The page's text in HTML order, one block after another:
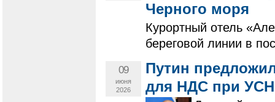
Черного моря
Курортный отель
береговой линии в
09
июня
2026
Путин
для НДС при УСН